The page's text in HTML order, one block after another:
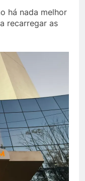
há nada melhor
recarregar as